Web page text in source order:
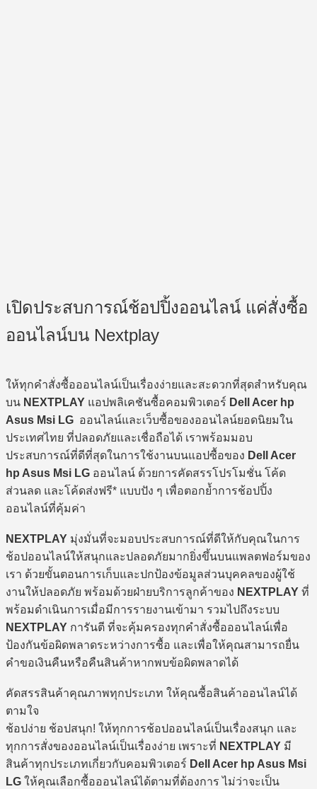
เปิดประสบการณ์ช้อปปิ้งออนไลน์ แค่สั่งซื้อ
ออนไลน์บน Nextplay
ให้ทุกคำสั่งซื้อออนไลน์เป็นเรื่องง่ายและสะดวกที่สุดสำหรับคุณ
บน NEXTPLAY แอปพลิเคชันซื้อคอมพิวเตอร์ Dell Acer hp
Asus Msi LG ออนไลน์และเว็บซื้อของออนไลน์ยอดนิยมใน
ประเทศไทย ที่ปลอดภัยและเชื่อถือได้ เราพร้อมมอบ
ประสบการณ์ที่ดีที่สุดในการใช้งานบนแอปซื้อของ Dell Acer
hp Asus Msi LG ออนไลน์ ด้วยการคัดสรรโปรโมชั่น โค้ด
ส่วนลด และโค้ดส่งฟรี* แบบปัง ๆ เพื่อตอกย้ำการช้อปปิ้ง
ออนไลน์ที่คุ้มค่า
NEXTPLAY มุ่งมั่นที่จะมอบประสบการณ์ที่ดีให้กับคุณในการ
ช้อปออนไลน์ให้สนุกและปลอดภัยมากยิ่งขึ้นบนแพลตฟอร์มของ
เรา ด้วยขั้นตอนการเก็บและปกป้องข้อมูลส่วนบุคคลของผู้ใช้
งานให้ปลอดภัย พร้อมด้วยฝ่ายบริการลูกค้าของ NEXTPLAY ที่
พร้อมดำเนินการเมื่อมีการรายงานเข้ามา รวมไปถึงระบบ
NEXTPLAY การันตี ที่จะคุ้มครองทุกคำสั่งซื้อออนไลน์เพื่อ
ป้องกันข้อผิดพลาดระหว่างการซื้อ และเพื่อให้คุณสามารถยื่น
คำขอเงินคืนหรือคืนสินค้าหากพบข้อผิดพลาดได้
คัดสรรสินค้าคุณภาพทุกประเภท ให้คุณซื้อสินค้าออนไลน์ได้
ตามใจ
ช้อปง่าย ช้อปสนุก! ให้ทุกการช้อปออนไลน์เป็นเรื่องสนุก และ
ทุกการสั่งของออนไลน์เป็นเรื่องง่าย เพราะที่ NEXTPLAY มี
สินค้าทุกประเภทเกี่ยวกับคอมพิวเตอร์ Dell Acer hp Asus Msi
LG ให้คุณเลือกซื้อออนไลน์ได้ตามที่ต้องการ ไม่ว่าจะเป็น